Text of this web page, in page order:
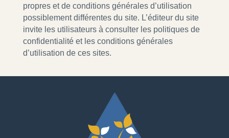
propres et de conditions générales d’utilisation
possiblement différentes du site. L’éditeur du site
invite les utilisateurs à consulter les politiques de
confidentialité et les conditions générales
d’utilisation de ces sites.